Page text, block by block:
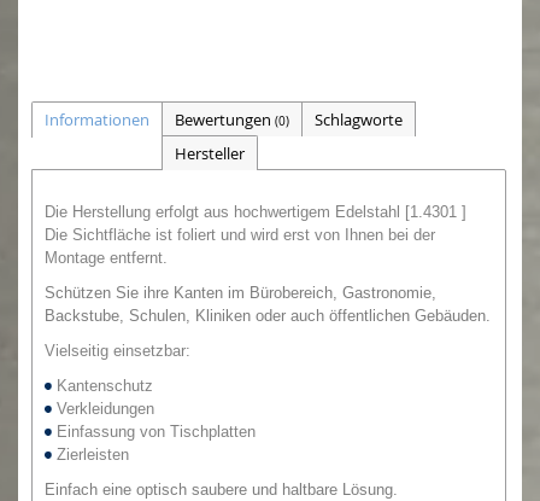
Informationen Bewertungen (0)
Schlagworte
Hersteller
Die Herstellung erfolgt aus hochwertigem Edelstahl [1.4301 ]
Die Sichtfläche ist foliert und wird erst von Ihnen bei der
Montage entfernt.
Schützen Sie ihre Kanten im Bürobereich, Gastronomie,
Backstube, Schulen, Kliniken oder auch öffentlichen Gebäuden.
Vielseitig einsetzbar:
Kantenschutz
Verkleidungen
Einfassung von Tischplatten
Zierleisten
Einfach eine optisch saubere und haltbare Lösung.